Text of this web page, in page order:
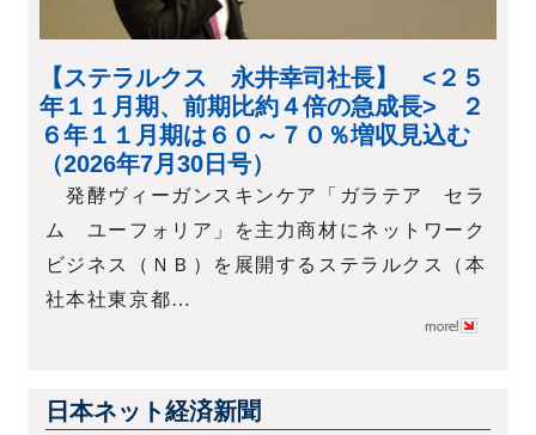
【ステラルクス 永井幸司社長】 <２５
年１１月期、前期比約４倍の急成長> ２
６年１１月期は６０～７０％増収見込む
（2026年7月30日号）
発酵ヴィーガンスキンケア「ガラテア セラ
ム ユーフォリア」を主力商材にネットワーク
ビジネス（ＮＢ）を展開するステラルクス（本
社本社東京都…
日本ネット経済新聞